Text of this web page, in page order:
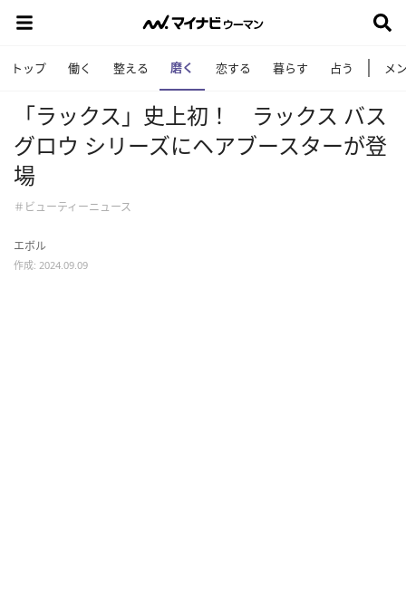
トップ 働く 整える 磨く 恋する 暮らす 占う メ
「ラックス」史上初！ ラックス バス
グロウ シリーズにヘアブースターが登
場
＃ビューティーニュース
エボル
作成: 2024.09.09